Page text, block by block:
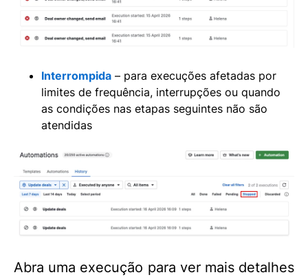
Interrompida – para execuções afetadas por
limites de frequência, interrupções ou quando
as condições nas etapas seguintes não são
atendidas
Abra uma execução para ver mais detalhes